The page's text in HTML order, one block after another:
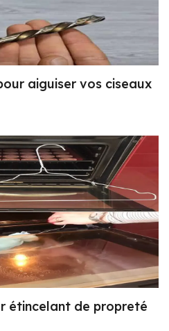
aiguiser vos ciseaux
étincelant de propreté